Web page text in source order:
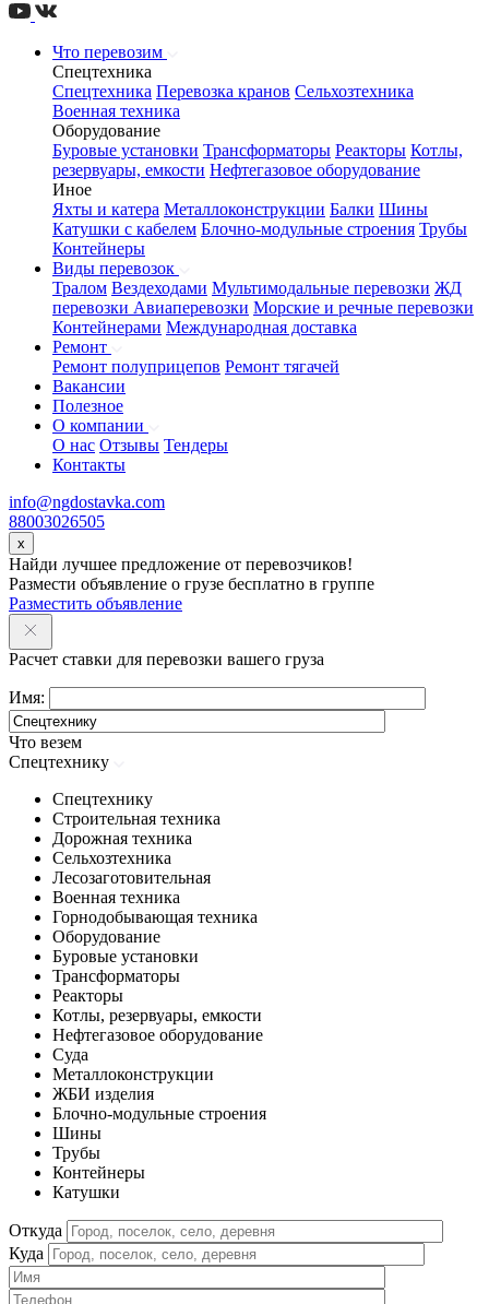
Что перевозим
Спецтехника
Спецтехника Перевозка кранов Сельхозтехника
Военная техника
Оборудование
Буровые установки Трансформаторы Реакторы Котлы,
резервуары, емкости Нефтегазовое оборудование
Иное
Яхты и катера Металлоконструкции Балки Шины
Катушки с кабелем Блочно-модульные строения Трубы
Контейнеры
Виды перевозок
Тралом Вездеходами Мультимодальные перевозки ЖД
перевозки Авиаперевозки Морские и речные перевозки
Контейнерами Международная доставка
Ремонт
Ремонт полуприцепов Ремонт тягачей
Вакансии
Полезное
О компании
О нас Отзывы Тендеры
Контакты
info@ngdostavka.com
88003026505
x
Найди лучшее предложение от перевозчиков!
Размести объявление о грузе бесплатно в группе
Разместить объявление
Расчет ставки для перевозки вашего груза
Имя:
Что везем
Спецтехнику
Спецтехнику
Строительная техника
Дорожная техника
Сельхозтехника
Лесозаготовительная
Военная техника
Горнодобывающая техника
Оборудование
Буровые установки
Трансформаторы
Реакторы
Котлы, резервуары, емкости
Нефтегазовое оборудование
Cуда
Металлоконструкции
ЖБИ изделия
Блочно-модульные строения
Шины
Трубы
Контейнеры
Катушки
Откуда
Куда